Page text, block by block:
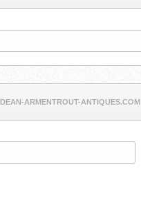
DEAN-ARMENTROUT-ANTIQUES.COM